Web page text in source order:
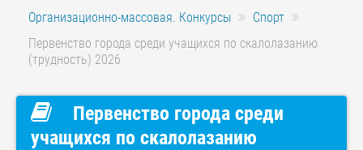
Организационно-массовая. Конкурсы
Спорт
Первенство города среди учащихся по скалолазанию
(трудность) 2026
Первенство города среди
учащихся по скалолазанию